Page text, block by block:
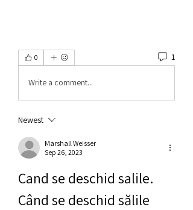
0 1
Write a comment...
Newest
Marshall Weisser
Sep 26, 2023
Cand se deschid salile.
Când se deschid sălile